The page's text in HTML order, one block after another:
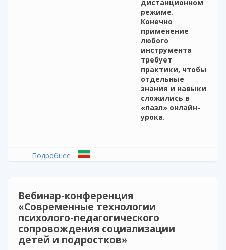
дистанционном
режиме.
Конечно
применение
любого
инструмента
требует
практики, чтобы
отдельные
знания и навыки
сложились в
«пазл» онлайн-
урока.
Подробнее о Бесплатный вебинар Как укротить хаос
Вебинар-конференция
«Современные технологии
психолого-педагогического
сопровождения социализации
детей и подростков»